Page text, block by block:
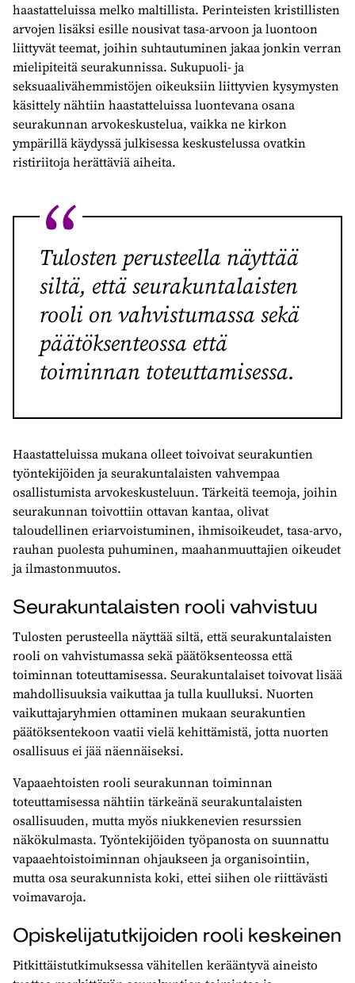
haastatteluissa melko maltillista. Perinteisten kristillisten
arvojen lisäksi esille nousivat tasa-arvoon ja luontoon
liittyvät teemat, joihin suhtautuminen jakaa jonkin verran
mielipiteitä seurakunnissa. Sukupuoli- ja
seksuaalivähemmistöjen oikeuksiin liittyvien kysymysten
käsittely nähtiin haastatteluissa luontevana osana
seurakunnan arvokeskustelua, vaikka ne kirkon
ympärillä käydyssä julkisessa keskustelussa ovatkin
ristiriitoja herättäviä aiheita.
Tulosten perusteella näyttää
siltä, että seurakuntalaisten
rooli on vahvistumassa sekä
päätöksenteossa että
toiminnan toteuttamisessa.
Haastatteluissa mukana olleet toivoivat seurakuntien
työntekijöiden ja seurakuntalaisten vahvempaa
osallistumista arvokeskusteluun. Tärkeitä teemoja, joihin
seurakunnan toivottiin ottavan kantaa, olivat
taloudellinen eriarvoistuminen, ihmisoikeudet, tasa-arvo,
rauhan puolesta puhuminen, maahanmuuttajien oikeudet
ja ilmastonmuutos.
Seurakuntalaisten rooli vahvistuu
Tulosten perusteella näyttää siltä, että seurakuntalaisten
rooli on vahvistumassa sekä päätöksenteossa että
toiminnan toteuttamisessa. Seurakuntalaiset toivovat lisää
mahdollisuuksia vaikuttaa ja tulla kuulluksi. Nuorten
vaikuttajaryhmien ottaminen mukaan seurakuntien
päätöksentekoon vaatii vielä kehittämistä, jotta nuorten
osallisuus ei jää näennäiseksi.
Vapaaehtoisten rooli seurakunnan toiminnan
toteuttamisessa nähtiin tärkeänä seurakuntalaisten
osallisuuden, mutta myös niukkenevien resurssien
näkökulmasta. Työntekijöiden työpanosta on suunnattu
vapaaehtoistoiminnan ohjaukseen ja organisointiin,
mutta osa seurakunnista koki, ettei siihen ole riittävästi
voimavaroja.
Opiskelijatutkijoiden rooli keskeinen
Pitkittäistutkimuksessa vähitellen kerääntyvä aineisto